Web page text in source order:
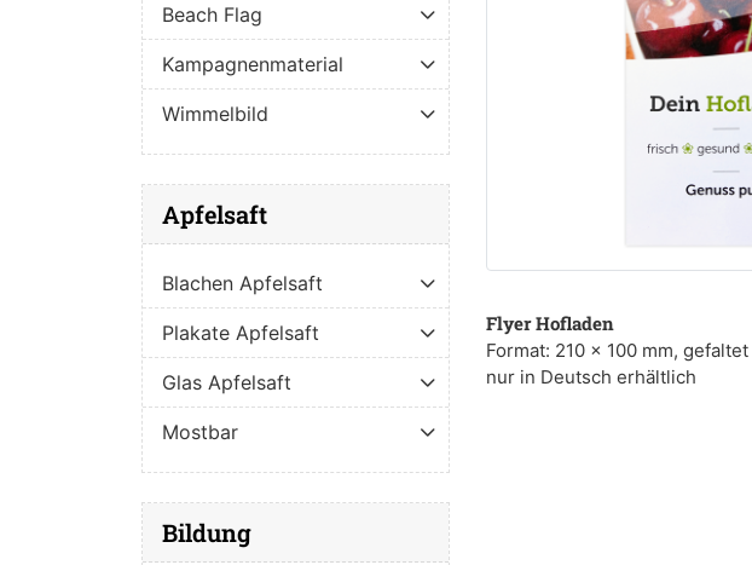
Beach Flag
Kampagnenmaterial
Wimmelbild
Apfelsaft
Blachen Apfelsaft
Plakate Apfelsaft
Glas Apfelsaft
Mostbar
Bildung
Flyer Hofladen
Format: 210 x 100 mm, gefaltet
nur in Deutsch erhältlich